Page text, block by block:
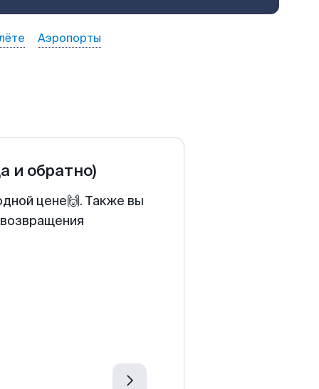
Аэропорты
и обратно)
цене🙌. Также вы